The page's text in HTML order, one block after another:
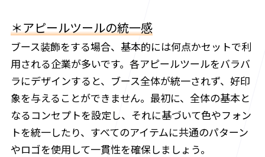
＊アピールツールの統一感
ブース装飾をする場合、基本的には何点かセットで利
用される企業が多いです。各アピールツールをバラバ
ラにデザインすると、ブース全体が統一されず、好印
象を与えることができません。最初に、全体の基本と
なるコンセプトを設定し、それに基づいて色やフォン
トを統一したり、すべてのアイテムに共通のパターン
やロゴを使用して一貫性を確保しましょう。